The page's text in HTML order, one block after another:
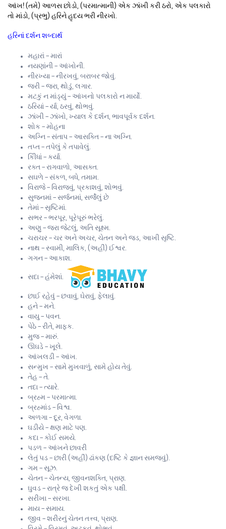
આંખ! (તમે) આળસ છોડો, (પરમાત્માની) એક ઝાંખી કરી ઠરો, એક પલકારો
તો માંડો, (પ્રભુ) હરિને હૃદય ભરી નીરખો.
હરિનાં દર્શન શબ્દાર્થ
મહારાં – મારાં
નયણાંની – આંખોની.
નીરખ્યા – નીરખવું, બરાબર જોવું.
જરી – જરા, થોડું, લગાર.
મટકું ન માંડ્યું – આંખનો પલકારો ન માર્યો.
ઠરિયાં – ર્યા, ઠરવું, થોભવું.
ઝાંખી – ઝાંખો, ખ્યાલ કે દર્શન, ભાવપૂર્વક દર્શન.
શોક – મોહના
અગ્નિ – સંતાપ – આસક્તિ – ના અગ્નિ.
તપ્ત – તપેલું કે તપાવેલું.
કિીધાં – કર્યા.
રક્ત – રાગવાળો, આસક્ત.
સઘળે – સંકળ, બધે, તમામ.
વિરાજે – વિરાજવું, પ્રકાશવું, શોભવું.
સુજનમાં – સર્જનમાં, સર્જેલું છે
તેમાં – સૃષ્ટિમાં.
સભર – ભરપૂર, પૂરેપૂરું ભરેલું.
અણુ – જરા જેટલું, અતિ સૂક્ષ્મ.
ચરાચર – ચર અને અચર, ચેતન અને જડ, આખી સૃષ્ટિ.
નાથ – સ્વામી, માલિક, (અહીં) ઈશ્વર.
ગગન – આકાશ.
સદા – હંમેશાં.
છાઈ રહેવું – છવાવું, ઘેરાવું, ફેલાવું.
હને – મને.
વાયુ – પવન.
પેઠે – રીતે, માફક.
મુજ – મારું.
ઊઘડે – ખૂલે.
આંખલડી – આંખ.
સન્મુખ – સામે મુખવાળું, સામે હોય તેવું.
તેહ – તે.
તદા – ત્યારે.
બ્રહ્મ – પરમાત્મા.
બ્રહ્માંડ – વિશ્વ.
અળગા – દૂર, વેગળા.
ઘડીયે – ક્ષણ માટે પણ.
કદા – કોઈ સમયે.
પડળ – આંખને છાવરી
લેતું પડ – છારી (અહીં) ઢાંકણ (દષ્ટિ કે જ્ઞાન સમજવું).
ગમ – સૂઝ.
ચેતન – ચેતન્ય, જીવનશક્તિ, પ્રાણ.
ઘુવડ – રાત્રે જ દેખી શકતું એક પક્ષી.
સરીખા – સરખા.
માય – સમાય.
જીવ – શરીરનું ચેતન તત્ત્વ, પ્રાણ.